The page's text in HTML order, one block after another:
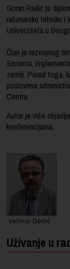
Goran Radić je
računarsku tehniku
Univerziteta u
Član je razvojnog
Sistema,
zemlji. Pored toga,
poslovima
Centra.
Autor je više
konferencijama.
Uživanje u